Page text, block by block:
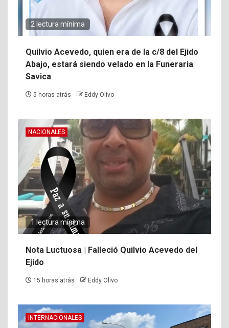
2 lectura mínima
Quilvio Acevedo, quien era de la c/8 del Ejido
Abajo, estará siendo velado en la Funeraria
Savica
5 horas atrás Eddy Olivo
NACIONALES
1 lectura mínima
Nota Luctuosa | Falleció Quilvio Acevedo del
Ejido
15 horas atrás Eddy Olivo
INTERNACIONALES